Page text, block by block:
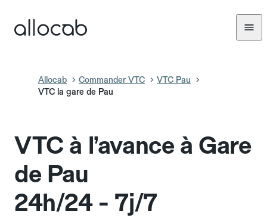
Allocab Commander VTC
VTC Pau
VTC la gare de Pau
VTC à l’avance à Gare
de Pau
24h/24 - 7j/7